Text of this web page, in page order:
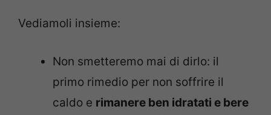
Vediamoli insieme:
Non smetteremo mai di dirlo: il
primo rimedio per non soffrire il
caldo e rimanere ben idratati e bere